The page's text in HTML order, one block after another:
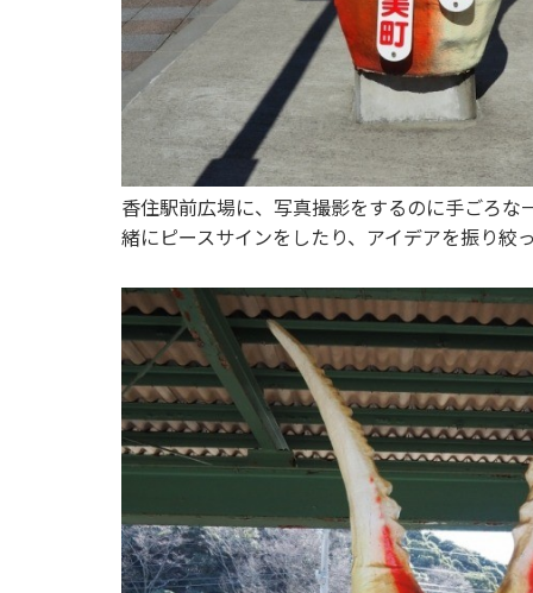
香住駅前広場に、写真撮影をするのに手ごろ
緒にピースサインをしたり、アイデアを振り絞